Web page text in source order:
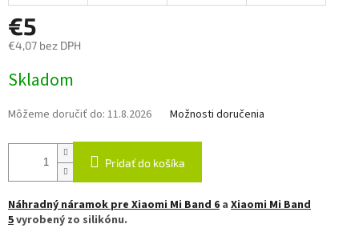
€5
€4,07 bez DPH
cena:
Skladom
Môžeme doručiť do: 11.8.2026 Možnosti doručenia
Pridať do košíka
Náhradný náramok pre Xiaomi Mi Band 6 a Xiaomi Mi Band
5vyrobený zo silikónu.